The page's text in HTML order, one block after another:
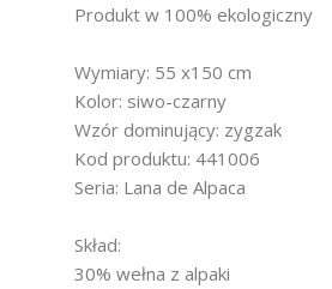
Produkt w 100% ekologiczny
Wymiary: 55 x150 cm
Kolor: siwo-czarny
Wzór dominujący: zygzak
Kod produktu: 441006
Seria: Lana de Alpaca
Skład:
30% wełna z alpaki